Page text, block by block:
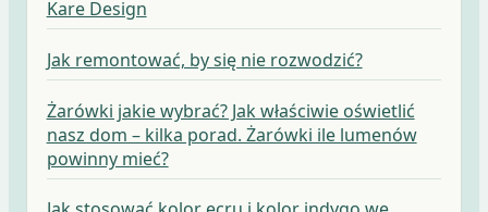
Kare Design
Jak remontować, by się nie rozwodzić?
Żarówki jakie wybrać? Jak właściwie oświetlić
nasz dom – kilka porad. Żarówki ile lumenów
powinny mieć?